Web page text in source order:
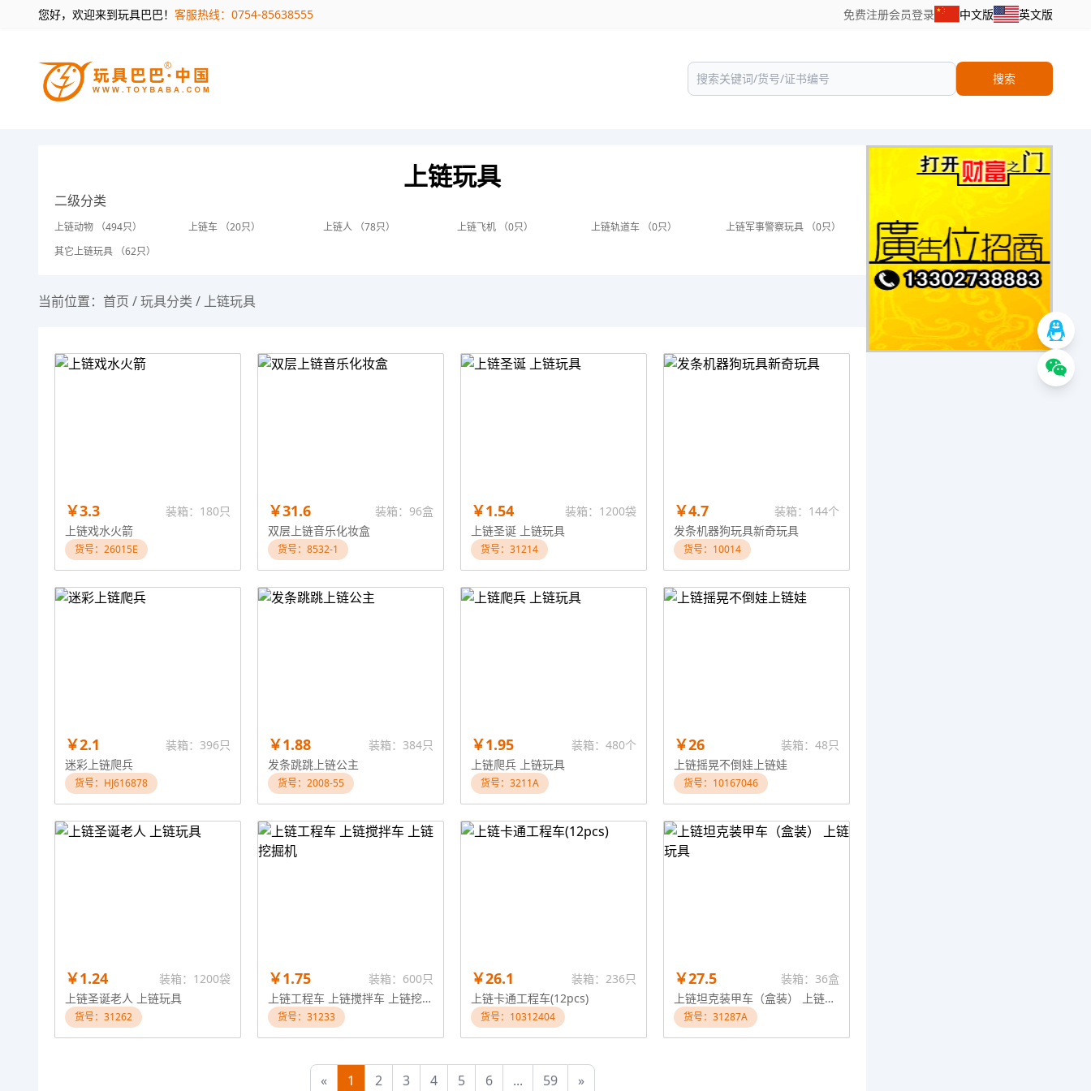
您好，欢迎来到玩具巴巴！ 客服热线：0754-85638555 免费注册会员登录 中文版 英文版
搜索
上链玩具
二级分类
上链动物 （494只） 上链车 （20只） 上链人 （78只） 上链飞机 （0只） 上链轨道车 （0只）
上链军事警察玩具 （0只）
其它上链玩具 （62只）
当前位置： 首页 /玩具分类 / 上链玩具
￥3.3
装箱：180只
上链戏水火箭
货号：26015E
￥31.6
装箱：96盒
双层上链音乐化妆盒
货号：8532-1
￥1.54
装箱：1200袋
上链圣诞 上链玩具
货号：31214
￥4.7
装箱：144个
发条机器狗玩具新奇玩具
货号：10014
￥2.1
装箱：396只
迷彩上链爬兵
货号：HJ616878
￥1.88
装箱：384只
发条跳跳上链公主
货号：2008-55
￥1.95
装箱：480个
上链爬兵 上链玩具
货号：3211A
￥26
装箱：48只
上链摇晃不倒娃上链娃
货号：10167046
￥1.24
装箱：1200袋
上链圣诞老人 上链玩具
货号：31262
￥1.75
装箱：600只
上链工程车 上链搅拌车 上链挖掘机
货号：31233
￥26.1
装箱：236只
上链卡通工程车(12pcs)
货号：10312404
￥27.5
装箱：36盒
上链坦克装甲车（盒装） 上链玩具
货号：31287A
« 1 2 3 4 5 6 ... 59 »